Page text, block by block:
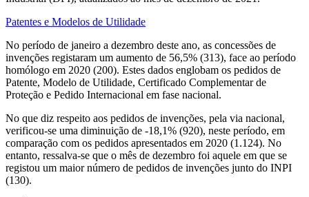
Patentes e Modelos de Utilidade
No período de janeiro a dezembro deste ano, as concessões de
invenções registaram um aumento de 56,5% (313), face ao período
homólogo em 2020 (200). Estes dados englobam os pedidos de
Patente, Modelo de Utilidade, Certificado Complementar de
Proteção e Pedido Internacional em fase nacional.
No que diz respeito aos pedidos de invenções, pela via nacional,
verificou-se uma diminuição de -18,1% (920), neste período, em
comparação com os pedidos apresentados em 2020 (1.124). No
entanto, ressalva-se que o mês de dezembro foi aquele em que se
registou um maior número de pedidos de invenções junto do INPI
(130).